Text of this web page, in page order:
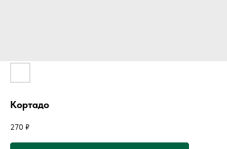
Кортадо
270 ₽